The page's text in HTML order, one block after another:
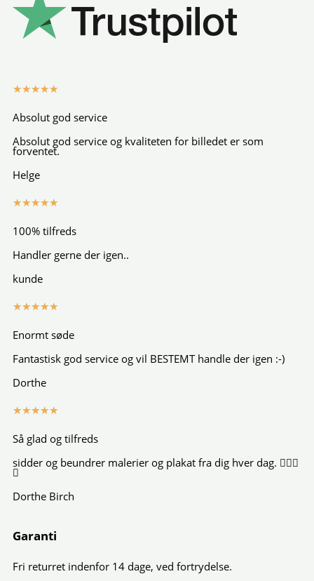
★★★★★
out
of
Absolut god service
Absolut god service og kvaliteten for billedet er som
forventet.
Helge
★★★★★
out
of
100% tilfreds
Handler gerne der igen..
kunde
★★★★★
out
of
Enormt søde
Fantastisk god service og vil BESTEMT handle der igen :-)
Dorthe
★★★★★
out
of
Så glad og tilfreds
sidder og beundrer malerier og plakat fra dig hver dag. 👍🏻😍
😍
Dorthe Birch
Garanti
Fri returret indenfor 14 dage, ved fortrydelse.